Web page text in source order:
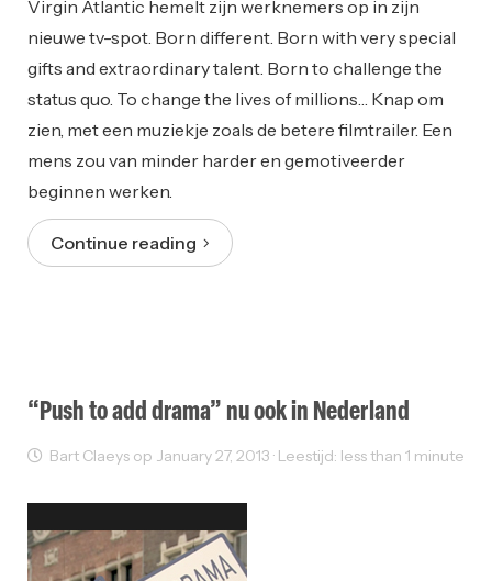
Virgin Atlantic hemelt zijn werknemers op in zijn
nieuwe tv-spot. Born different. Born with very special
gifts and extraordinary talent. Born to challenge the
status quo. To change the lives of millions… Knap om
zien, met een muziekje zoals de betere filmtrailer. Een
mens zou van minder harder en gemotiveerder
beginnen werken.
Continue reading
“Push to add drama” nu ook in Nederland
Bart Claeys op January 27, 2013 · Leestijd: less than 1 minute